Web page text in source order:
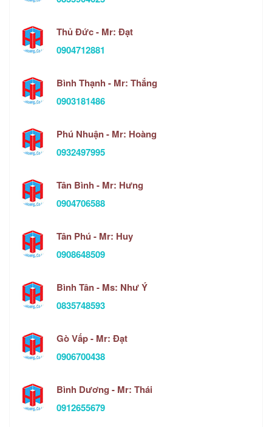
Thủ Đức - Mr: Đạt
0904712881
Bình Thạnh - Mr: Thắng
0903181486
Phú Nhuận - Mr: Hoàng
0932497995
Tân Bình - Mr: Hưng
0904706588
Tân Phú - Mr: Huy
0908648509
Bình Tân - Ms: Như Ý
0835748593
Gò Vấp - Mr: Đạt
0906700438
Bình Dương - Mr: Thái
0912655679